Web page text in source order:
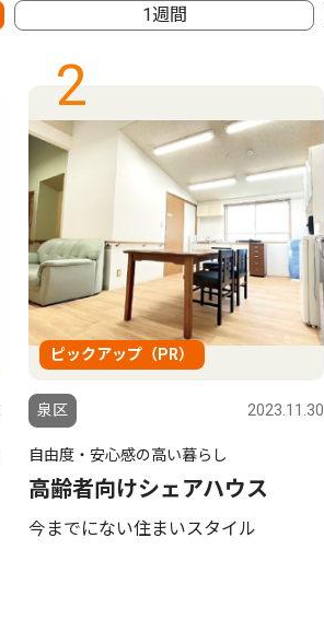
1週間
2
ピックアップ（PR）
泉区 2023.11.30
自由度・安心感の高い暮らし
高齢者向けシェアハウス
今までにない住まいスタイル